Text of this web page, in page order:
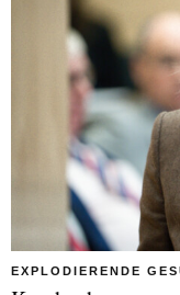
EXPLODIERENDE